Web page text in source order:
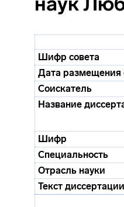
Шифр совета
Дата размещения
Соискатель
Название
Шифр
Специальность
Отрасль науки
Текст диссертации